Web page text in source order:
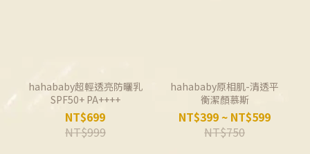
hahababy超輕透亮防曬乳
SPF50+ PA++++
NT$699
NT$999
hahababy原相肌-清透平
衡潔顏慕斯
NT$399 ~ NT$599
NT$750